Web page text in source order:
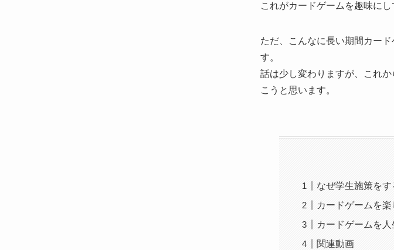
これがカードゲームを趣味に
ただ、こんなに長い期間カー
す。
話は少し変わりますが、これ
こうと思います。
なぜ学生施策をす
カードゲームを
カードゲームを
関連動画